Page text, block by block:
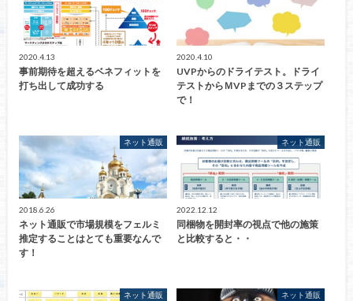
2020.4.13
事前期待を超えるベネフィットを
打ち出して成功する
2020.4.10
UVPからのドライテスト。ドライ
テストからＭVPまでの３ステップ
で！
ネット通販
2018.6.26
ネット通販で市場規模をフェルミ
推定することはとても重要なんで
す！
ネット通販
2022.12.12
同梱物を開封率の視点で他の施策
と比較すると・・
ネット通販 ネット通販